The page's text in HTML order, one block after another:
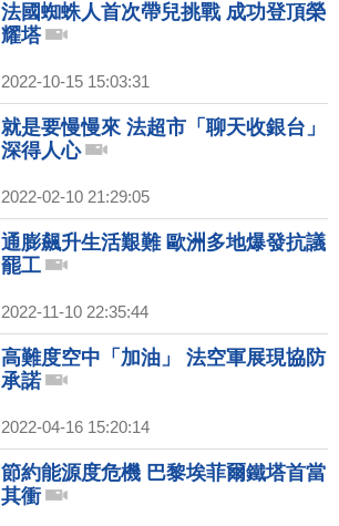
法國蜘蛛人首次帶兒挑戰 成功登頂榮
耀塔
2022-10-15 15:03:31
就是要慢慢來 法超市「聊天收銀台」
深得人心
2022-02-10 21:29:05
通膨飆升生活艱難 歐洲多地爆發抗議
罷工
2022-11-10 22:35:44
高難度空中「加油」 法空軍展現協防
承諾
2022-04-16 15:20:14
節約能源度危機 巴黎埃菲爾鐵塔首當
其衝